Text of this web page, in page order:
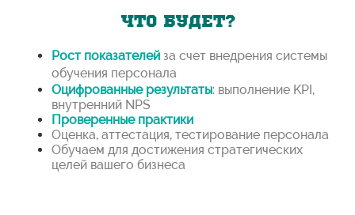
ЧТО БУДЕТ?
Рост показателей за счет внедрения системы
обучения персонала
Оцифрованные результаты: выполнение KPI,
внутренний NPS
Проверенные практики
Оценка, аттестация, тестирование персонала
Обучаем для достижения стратегических
целей вашего бизнеса